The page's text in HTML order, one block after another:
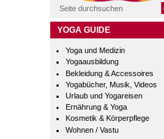
YOGA GUIDE
Yoga und Medizin
Yogaausbildung
Bekleidung & Accessoires
Yogabücher, Musik, Videos
Urlaub und Yogareisen
Ernährung & Yoga
Kosmetik & Körperpflege
Wohnen / Vastu